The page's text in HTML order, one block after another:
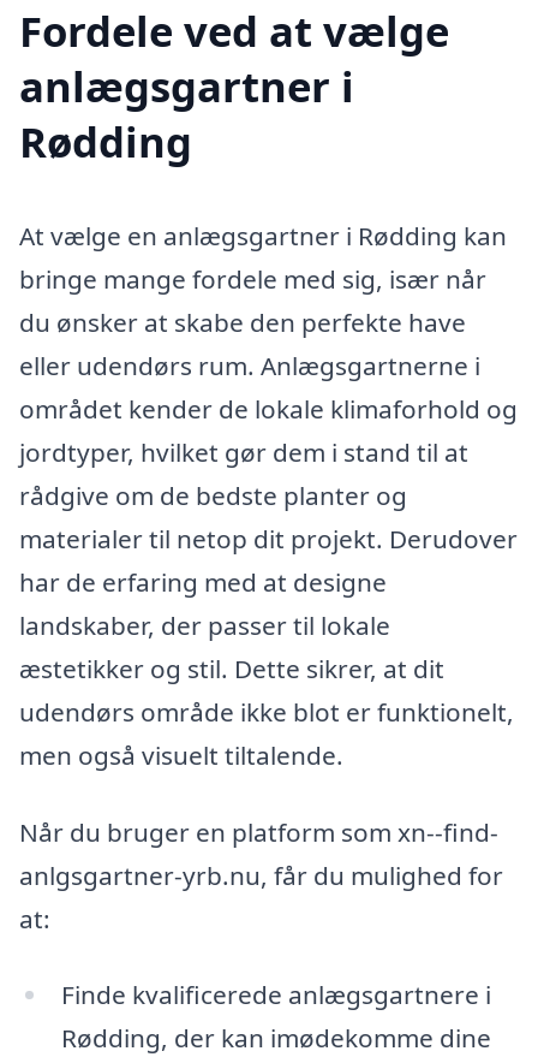
Fordele ved at vælge
anlægsgartner i
Rødding
At vælge en anlægsgartner i Rødding kan
bringe mange fordele med sig, især når
du ønsker at skabe den perfekte have
eller udendørs rum. Anlægsgartnerne i
området kender de lokale klimaforhold og
jordtyper, hvilket gør dem i stand til at
rådgive om de bedste planter og
materialer til netop dit projekt. Derudover
har de erfaring med at designe
landskaber, der passer til lokale
æstetikker og stil. Dette sikrer, at dit
udendørs område ikke blot er funktionelt,
men også visuelt tiltalende.
Når du bruger en platform som xn--find-
anlgsgartner-yrb.nu, får du mulighed for
at:
Finde kvalificerede anlægsgartnere i
Rødding, der kan imødekomme dine